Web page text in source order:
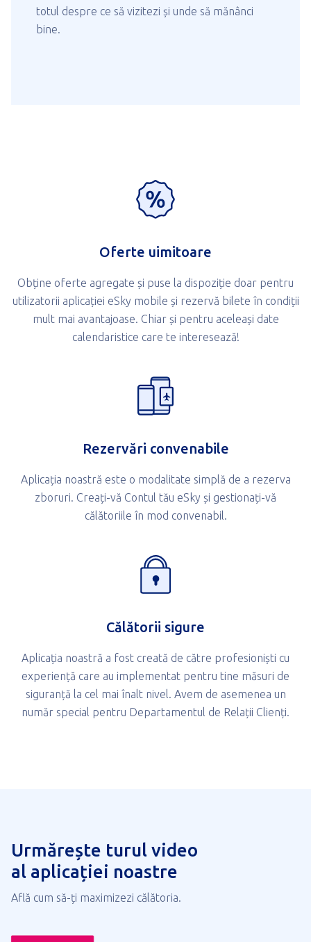
totul despre ce să vizitezi și unde să mănânci
bine.
Oferte uimitoare
Obține oferte agregate și puse la dispoziție doar pentru
utilizatorii aplicației eSky mobile și rezervă bilete în condiții
mult mai avantajoase. Chiar și pentru aceleași date
calendaristice care te interesează!
Rezervări convenabile
Aplicația noastră este o modalitate simplă de a rezerva
zboruri. Creați-vă Contul tău eSky și gestionați-vă
călătoriile în mod convenabil.
Călătorii sigure
Aplicația noastră a fost creată de către profesioniști cu
experiență care au implementat pentru tine măsuri de
siguranță la cel mai înalt nivel. Avem de asemenea un
număr special pentru Departamentul de Relații Clienți.
Urmărește turul video
al aplicației noastre
Află cum să-ți maximizezi călătoria.